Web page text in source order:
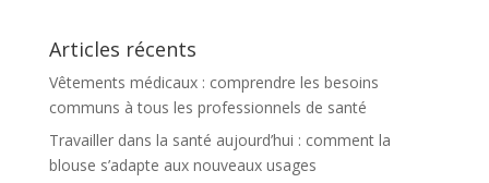
Articles récents
Vêtements médicaux : comprendre les besoins
communs à tous les professionnels de santé
Travailler dans la santé aujourd’hui : comment la
blouse s’adapte aux nouveaux usages